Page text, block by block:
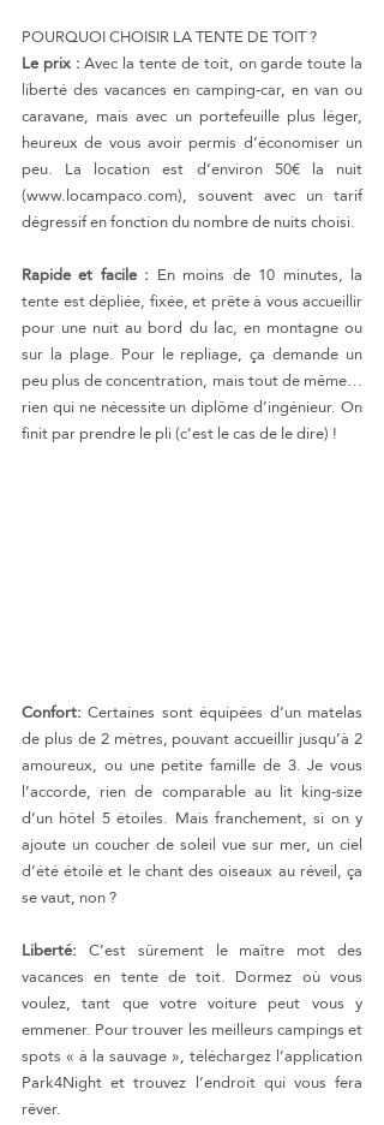
POURQUOI CHOISIR LA TENTE DE TOIT ?
Le prix : Avec la tente de toit, on garde toute la
liberté des vacances en camping-car, en van ou
caravane, mais avec un portefeuille plus léger,
heureux de vous avoir permis d’économiser un
peu. La location est d’environ 50€ la nuit
(www.locampaco.com), souvent avec un tarif
dégressif en fonction du nombre de nuits choisi.
Rapide et facile : En moins de 10 minutes, la
tente est dépliée, fixée, et prête à vous accueillir
pour une nuit au bord du lac, en montagne ou
sur la plage. Pour le repliage, ça demande un
peu plus de concentration, mais tout de même…
rien qui ne nécessite un diplôme d’ingénieur. On
finit par prendre le pli (c’est le cas de le dire) !
Confort: Certaines sont équipées d’un matelas
de plus de 2 mètres, pouvant accueillir jusqu’à 2
amoureux, ou une petite famille de 3. Je vous
l’accorde, rien de comparable au lit king-size
d’un hôtel 5 étoiles. Mais franchement, si on y
ajoute un coucher de soleil vue sur mer, un ciel
d’été étoilé et le chant des oiseaux au réveil, ça
se vaut, non ?
Liberté: C’est sûrement le maître mot des
vacances en tente de toit. Dormez où vous
voulez, tant que votre voiture peut vous y
emmener. Pour trouver les meilleurs campings et
spots « à la sauvage », téléchargez l’application
Park4Night et trouvez l’endroit qui vous fera
rêver.